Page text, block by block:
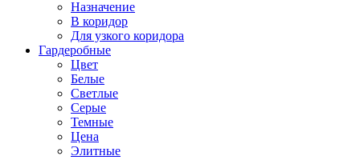
Назначение
В коридор
Для узкого коридора
Гардеробные
Цвет
Белые
Светлые
Серые
Темные
Цена
Элитные